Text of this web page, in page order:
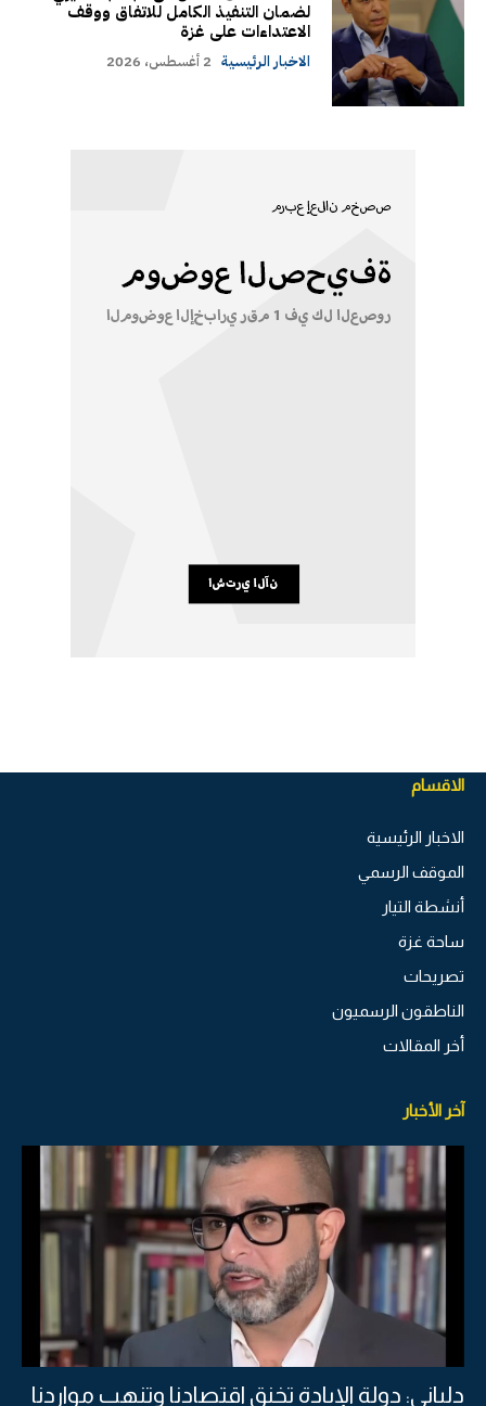
لضمان التنفيذ الكامل للاتفاق ووقف
الاعتداءات على غزة
الاخبار الرئيسية 2 أغسطس، 2026
الاقسام
الاخبار الرئيسية
الموقف الرسمي
أنشطة التيار
ساحة غزة
تصريحات
الناطقون الرسميون
أخر المقالات
آخر الأخبار
دلياني: دولة الإبادة تخنق اقتصادنا وتنهب مواردنا